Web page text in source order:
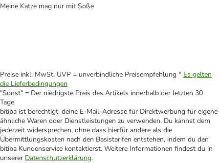
Meine Katze mag nur mit Soße
Preise inkl. MwSt. UVP = unverbindliche Preisempfehlung * Es gelten
die Lieferbedingungen
"Sonst" = Der niedrigste Preis des Artikels innerhalb der letzten 30
Tage.
bitiba ist berechtigt, deine E-Mail-Adresse für Direktwerbung für eigene
ähnliche Waren oder Dienstleistungen zu verwenden. Du kannst dem
jederzeit widersprechen, ohne dass hierfür andere als die
Übermittlungskosten nach den Basistarifen entstehen, indem du den
bitiba Kundenservice kontaktierst. Weitere Informationen findest du in
unserer Datenschutzerklärung.